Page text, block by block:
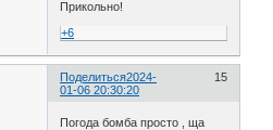
Прикольно!
+6
Поделиться 15
2024-
01-06 20:30:20
Погода бомба просто , ща